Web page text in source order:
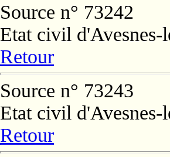
Source n° 73242
Etat civil d'Avesnes-
Retour
Source n° 73243
Etat civil d'Avesnes-
Retour